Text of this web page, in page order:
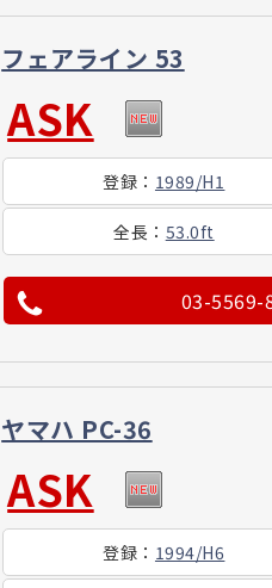
フェアライン 53
ASK
登録 ： 1989/H1
全長 ： 53.0ft
03-5569-
ヤマハ PC-36
ASK
登録 ： 1994/H6